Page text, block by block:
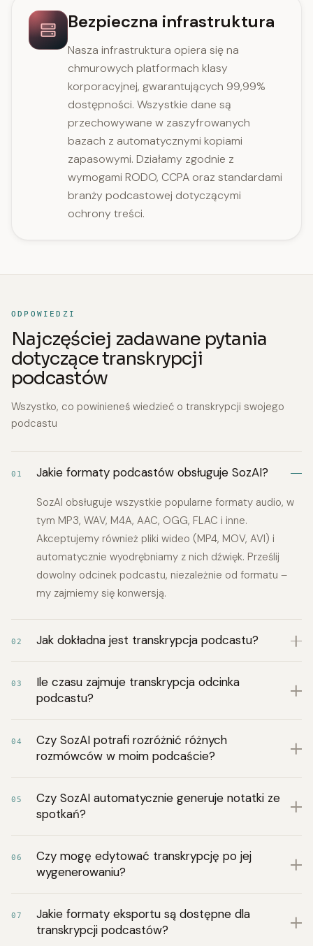
Bezpieczna infrastruktura
Nasza infrastruktura opiera się na
chmurowych platformach klasy
korporacyjnej, gwarantujących 99,99%
dostępności. Wszystkie dane są
przechowywane w zaszyfrowanych
bazach z automatycznymi kopiami
zapasowymi. Działamy zgodnie z
wymogami RODO, CCPA oraz standardami
branży podcastowej dotyczącymi
ochrony treści.
ODPOWIEDZI
Najczęściej zadawane pytania
dotyczące transkrypcji
podcastów
Wszystko, co powinieneś wiedzieć o transkrypcji swojego
podcastu
01 Jakie formaty podcastów obsługuje SozAI?
SozAI obsługuje wszystkie popularne formaty audio, w
tym MP3, WAV, M4A, AAC, OGG, FLAC i inne.
Akceptujemy również pliki wideo (MP4, MOV, AVI) i
automatycznie wyodrębniamy z nich dźwięk. Prześlij
dowolny odcinek podcastu, niezależnie od formatu –
my zajmiemy się konwersją.
02 Jak dokładna jest transkrypcja podcastu?
03
Ile czasu zajmuje transkrypcja odcinka
podcastu?
04
Czy SozAI potrafi rozróżnić różnych
rozmówców w moim podcaście?
05
Czy SozAI automatycznie generuje notatki ze
spotkań?
06
Czy mogę edytować transkrypcję po jej
wygenerowaniu?
07
Jakie formaty eksportu są dostępne dla
transkrypcji podcastów?